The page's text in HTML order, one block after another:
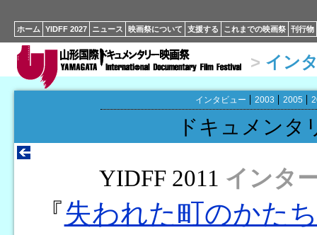
ホーム YIDFF 2027 ニュース 映画祭について 支援する これまでの映画祭 刊行物
> イン
インタビュー 2003 2005
ドキュメン
YIDFF 2011 インタ
『失われた町のかたち